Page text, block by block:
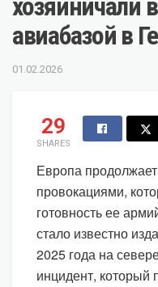
хозяйничали
авиабазой в
01.02.2026
29
SHARES
Европа
провокациями,
готовность ее
стало известно
2025 года на
инцидент,